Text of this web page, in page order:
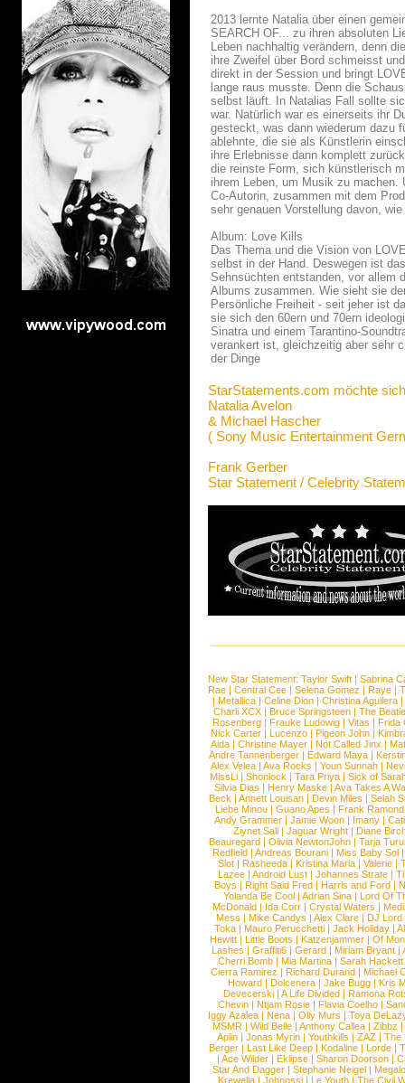
2013 lernte Natalia über einen
SEARCH OF... zu ihren absoluten
Leben nachhaltig verändern, denn
ihre Zweifel über Bord schmeisst
direkt in der Session und bringt
lange raus musste. Denn die
selbst läuft. In Natalias Fall sollte
war. Natürlich war es einerseits ihr
gesteckt, was dann wiederum dazu
ablehnte, die sie als Künstlerin
ihre Erlebnisse dann komplett
die reinste Form, sich künstlerisch
ihrem Leben, um Musik zu
Co-Autorin, zusammen mit dem
sehr genauen Vorstellung davon,
Album: Love Kills
Das Thema und die Vision von
selbst in der Hand. Deswegen ist
Sehnsüchten entstanden, vor allem
Albums zusammen. Wie sieht sie
Persönliche Freiheit - seit jeher ist
sie sich den 60ern und 70ern
Sinatra und einem Tarantino-
verankert ist, gleichzeitig aber sehr
der Dinge
StarStatements.com möchte
Natalia Avelon
& Michael Hascher
( Sony Music Entertainment
Frank Gerber
Star Statement / Celebrity
New Star Statement: Taylor Swift | Sabrina
Rae |Central Cee |Selena Gomez |Raye |
| Metallica | Celine Dion | Christina Aguilera |
Charli XCX |Bruce Springsteen |The
Rosenberg | Frauke Ludowig | Vitas | Frida
Nick Carter | Lucenzo | Pigeon John |
Aida |Christine Mayer |Not Called Jinx |
Andre Tannenberger | Edward Maya |
Alex Velea | Ava Rocks | Youn Sunnah |
MissLi | Shonlock | Tara Priya | Sick of
Silvia Dias |Henry Maske |Ava Takes A
Beck |Annett Louisan |Devin Miles |Selah
Liebe Minou |Guano Apes |Frank Ramond
Andy Grammer |Jamie Woon | Imany |
Ziynet Sali |Jaguar Wright |Diane
Beauregard |Olivia NewtonJohn |Tarja
Redfield | Andreas Bourani | Miss Baby Sol
Slot | Rasheeda | Kristina Maria | Valerie |
Lazee | Android Lust | Johannes Strate |
Boys | Right Said Fred | Harris and Ford |
Yolanda Be Cool |Adrian Sina |Lord Of
McDonald | Ida Corr |Crystal Waters |
Mess | Mike Candys | Alex Clare | DJ Lord
Toka | Mauro Perucchetti | Jack Holiday |
Hewitt |Little Boots |Katzenjammer |Of
Lashes |Graffiti6 |Gerard |Miriam Bryant |
Cherri Bomb | Mia Martina | Sarah Hackett
Cierra Ramirez | Richard Durand | Michael
Howard |Dolcenera |Jake Bugg |Kris
Devecerski |A Life Divided |Ramona
Chevin |Ntjam Rosie |Flavia Coelho |
Iggy Azalea | Nena | Olly Murs | Toya
MSMR |Wild Belle |Anthony Callea |Zibbz
Aplin | Jonas Myrin | Youthkills | ZAZ | The
Berger |Last Like Deep |Kodaline |Lorde |
|Ace Wilder |Eklipse |Sharon Doorson |
Star And Dagger | Stephanie Neigel |
Krewella | Johnossi | Le Youth | The Civil